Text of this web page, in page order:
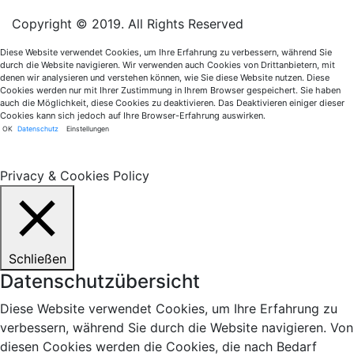
Copyright © 2019. All Rights Reserved
Diese Website verwendet Cookies, um Ihre Erfahrung zu verbessern, während Sie
durch die Website navigieren. Wir verwenden auch Cookies von Drittanbietern, mit
denen wir analysieren und verstehen können, wie Sie diese Website nutzen. Diese
Cookies werden nur mit Ihrer Zustimmung in Ihrem Browser gespeichert. Sie haben
auch die Möglichkeit, diese Cookies zu deaktivieren. Das Deaktivieren einiger dieser
Cookies kann sich jedoch auf Ihre Browser-Erfahrung auswirken.
OK Datenschutz Einstellungen
Privacy & Cookies Policy
Schließen
Datenschutzübersicht
Diese Website verwendet Cookies, um Ihre Erfahrung zu
verbessern, während Sie durch die Website navigieren. Von
diesen Cookies werden die Cookies, die nach Bedarf